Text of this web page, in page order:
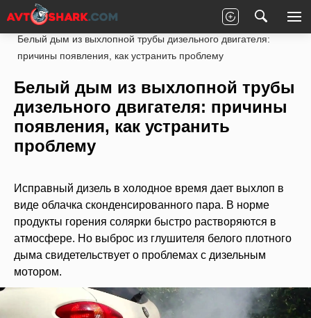
Главная Статьи
Под капотом
Белый дым из выхлопной трубы дизельного двигателя:
причины появления, как устранить проблему
Белый дым из выхлопной трубы
дизельного двигателя: причины
появления, как устранить
проблему
Исправный дизель в холодное время дает выхлоп в
виде облачка сконденсированного пара. В норме
продукты горения солярки быстро растворяются в
атмосфере. Но выброс из глушителя белого плотного
дыма свидетельствует о проблемах с дизельным
мотором.